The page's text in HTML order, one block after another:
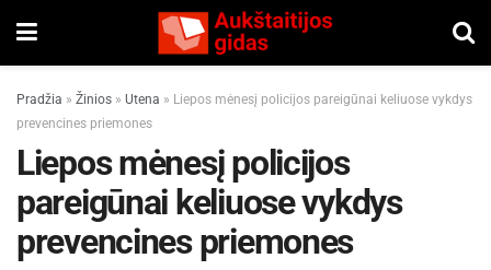
Pradžia » Žinios » Utena » Liepos mėnesį policijos pareigūnai keliuose vykdys
prevencines priemones
Liepos mėnesį policijos
pareigūnai keliuose vykdys
prevencines priemones